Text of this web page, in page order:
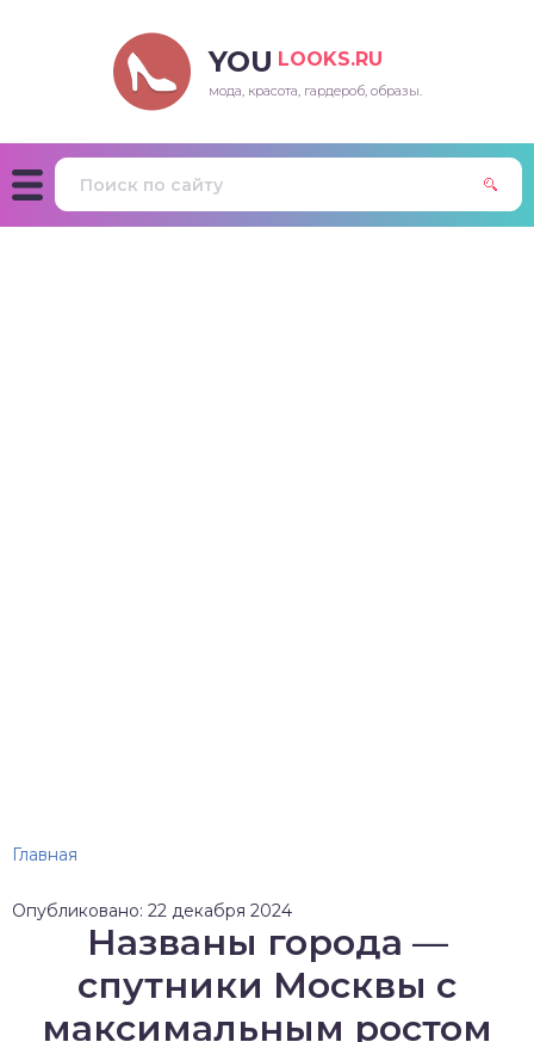
YOU LOOKS.RU
мода, красота, гардероб, образы.
Главная
Опубликовано: 22 декабря 2024
Названы города —
спутники Москвы с
максимальным ростом